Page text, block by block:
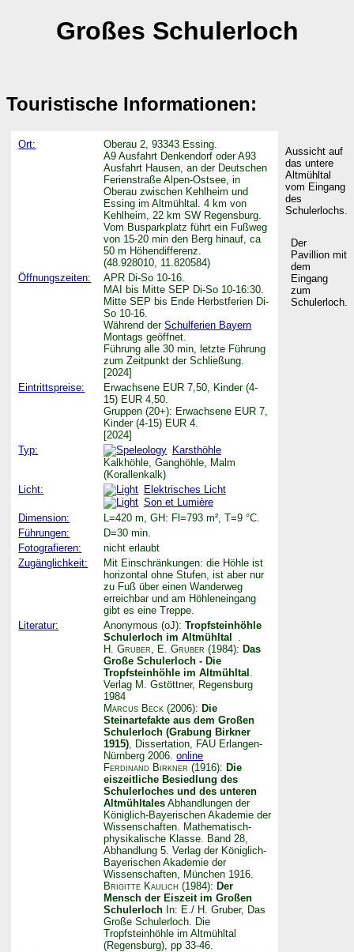
Großes Schulerloch
Touristische Informationen:
Aussicht auf
das untere
Altmühltal
vom Eingang
des
Schulerlochs.
Der
Pavillion mit
dem
Eingang
zum
Schulerloch.
Ort:
Oberau 2, 93343 Essing.
A9 Ausfahrt Denkendorf oder A93
Ausfahrt Hausen, an der Deutschen
Ferienstraße Alpen-Ostsee, in
Oberau zwischen Kehlheim und
Essing im Altmühltal. 4 km von
Kehlheim, 22 km SW Regensburg.
Vom Busparkplatz führt ein Fußweg
von 15-20 min den Berg hinauf, ca
50 m Höhendifferenz.
(48.928010, 11.820584)
Öffnungszeiten:
APR Di-So 10-16.
MAI bis Mitte SEP Di-So 10-16:30.
Mitte SEP bis Ende Herbstferien Di-
So 10-16.
Während derSchulferien Bayern
Montags geöffnet.
Führung alle 30 min, letzte Führung
zum Zeitpunkt der Schließung.
[2024]
Eintrittspreise:
Erwachsene EUR 7,50, Kinder (4-
15) EUR 4,50.
Gruppen (20+): Erwachsene EUR 7,
Kinder (4-15) EUR 4.
[2024]
Typ:
Karsthöhle
Kalkhöhle, Ganghöhle, Malm
(Korallenkalk)
Licht:
Elektrisches Licht
Son et Lumière
Dimension:
L=420 m, GH: Fl=793 m², T=9 °C.
Führungen:
D=30 min.
Fotografieren:
nicht erlaubt
Zugänglichkeit:
Mit Einschränkungen: die Höhle ist
horizontal ohne Stufen, ist aber nur
zu Fuß über einen Wanderweg
erreichbar und am Höhleneingang
gibt es eine Treppe.
Literatur:
Anonymous (oJ):Tropfsteinhöhle
Schulerloch im Altmühltal
H. Gruber
E. Gruber (1984):Das
Große Schulerloch - Die
Tropfsteinhöhle im Altmühltal
Verlag M. Gstöttner, Regensburg
1984
Marcus Beck (2006):Die
Steinartefakte aus dem Großen
Schulerloch (Grabung Birkner
1915) , Dissertation, FAU Erlangen-
Nürnberg 2006.online
Ferdinand Birkner (1916):Die
eiszeitliche Besiedlung des
Schulerloches und des unteren
Altmühltales Abhandlungen der
Königlich-Bayerischen Akademie der
Wissenschaften. Mathematisch-
physikalische Klasse. Band 28,
Abhandlung 5. Verlag der Königlich-
Bayerischen Akademie der
Wissenschaften, München 1916.
Brigitte Kaulich (1984):Der
Mensch der Eiszeit im Großen
Schulerloch In: E./ H. Gruber, Das
Große Schulerloch. Die
Tropfsteinhöhle im Altmühltal
(Regensburg), pp 33-46.